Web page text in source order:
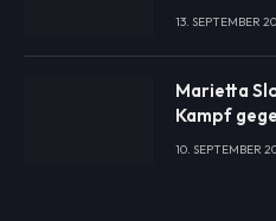
13. SEPTEMBER
Marietta
Kampf
10. SEPTEMBER